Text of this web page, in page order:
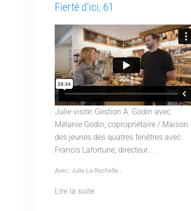
Fierté d'ici, 61
Julie visite: Gestion A. Godin avec
Mélanie Godin, copropriétaire / Maison
des jeunes des quatres fenêtres avec
Francis Lafortune, directeur...
Avec: Julie La Rochelle -
Lire la suite